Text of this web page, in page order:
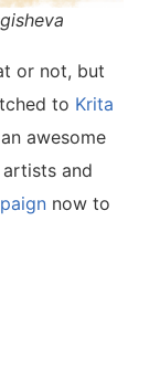
or not, but
to Krita
awesome
and
now to